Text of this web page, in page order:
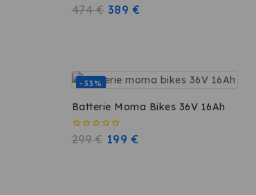
0
474€ 389€
-33%
Batterie Moma Bikes 36V 16Ah
0
sur
299€ 199€